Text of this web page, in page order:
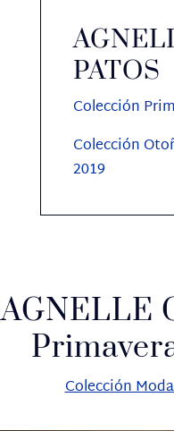
PATOS
Colección
Colección
2019
AGNELLE
Colección